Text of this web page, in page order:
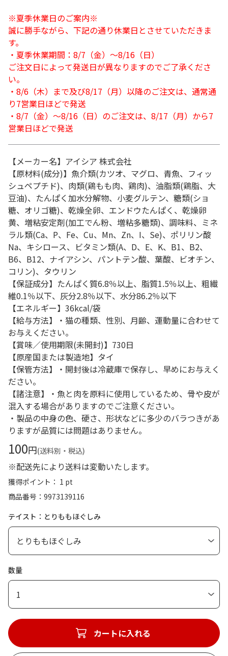
※夏季休業日のご案内※
誠に勝手ながら、下記の通り休業日とさせていただきま
す。
・夏季休業期間：8/7（金）～8/16（日）
ご注文日によって発送日が異なりますのでご了承くださ
い。
・8/6（木）まで及び8/17（月）以降のご注文は、通常通
り7営業日ほどで発送
・8/7（金）～8/16（日）のご注文は、8/17（月）から7
営業日ほどで発送
【メーカー名】アイシア 株式会社
【原材料(成分)】魚介類(カツオ、マグロ、青魚、フィッ
シュペプチド)、肉類(鶏もも肉、鶏肉)、油脂類(鶏脂、大
豆油)、たんぱく加水分解物、小麦グルテン、糖類(ショ
糖、オリゴ糖)、乾燥全卵、エンドウたんぱく、乾燥卵
黄、増粘安定剤(加工でん粉、増粘多糖類)、調味料、ミネ
ラル類(Ca、P、Fe、Cu、Mn、Zn、I、Se)、ポリリン酸
Na、キシロース、ビタミン類(A、D、E、K、B1、B2、
B6、B12、ナイアシン、パントテン酸、葉酸、ビオチン、
コリン)、タウリン
【保証成分】たんぱく質6.8％以上、脂質1.5％以上、粗繊
維0.1％以下、灰分2.8％以下、水分86.2％以下
【エネルギー】36kcal/袋
【給与方法】・猫の種類、性別、月齢、運動量に合わせて
お与えください。
【賞味／使用期限(未開封)】730日
【原産国または製造地】タイ
【保管方法】・開封後は冷蔵庫で保存し、早めにお与えく
ださい。
【諸注意】・魚と肉を原料に使用しているため、骨や皮が
混入する場合がありますのでご注意ください。
・製品の中身の色、硬さ、形状などに多少のバラつきがあ
りますが品質には問題はありません。
100円(送料別・税込)
※配送先により送料は変動いたします。
獲得ポイント： 1 pt
商品番号
9973139116
テイスト：とりももほぐしみ
数量
1
カートに入れる